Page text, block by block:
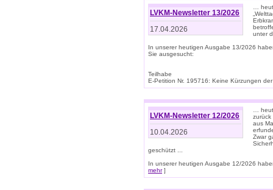
LVKM-Newsletter 13/2026
17.04.2026
…
unter
In unserer heutigen Ausgabe 13/2026
Sie ausgesucht:
Teilhabe
E-Petition Nr. 195716: Keine Kürzungen
LVKM-Newsletter 12/2026
10.04.2026
…
zurück
aus
Zwar
geschützt ...
In unserer heutigen Ausgabe 12/2026
mehr]